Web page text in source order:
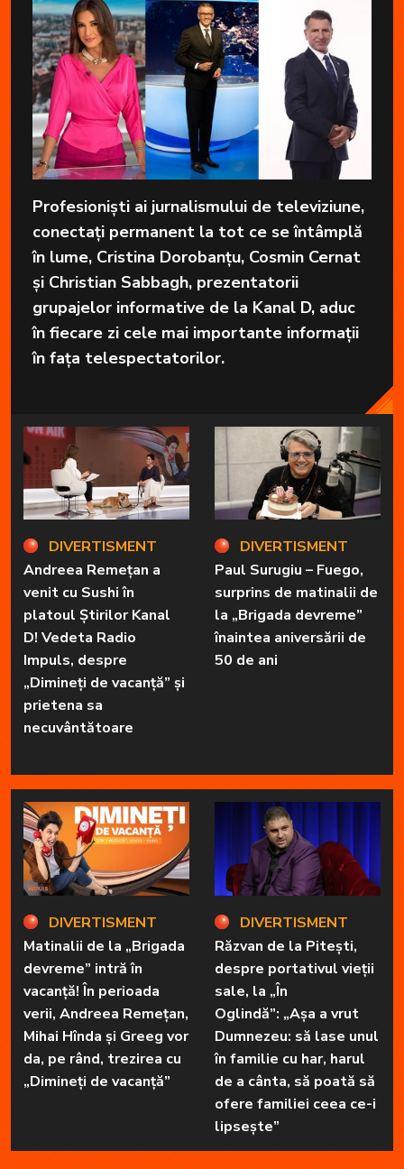
Profesioniști ai jurnalismului de televiziune,
conectați permanent la tot ce se întâmplă
în lume, Cristina Dorobanțu, Cosmin Cernat
și Christian Sabbagh, prezentatorii
grupajelor informative de la Kanal D, aduc
în fiecare zi cele mai importante informații
în fața telespectatorilor.
DIVERTISMENT
Andreea Remețan a
venit cu Sushi în
platoul Știrilor Kanal
D! Vedeta Radio
Impuls, despre
„Dimineți de vacanță” și
prietena sa
necuvântătoare
DIVERTISMENT
Matinalii de la „Brigada
devreme” intră în
vacanță! În perioada
verii, Andreea Remețan,
Mihai Hînda și Greeg vor
da, pe rând, trezirea cu
„Dimineți de vacanță”
DIVERTISMENT
Paul Surugiu – Fuego,
surprins de matinalii de
la „Brigada devreme”
înaintea aniversării de
50 de ani
DIVERTISMENT
Răzvan de la Pitești,
despre portativul vieții
sale, la „În
Oglindă”: „Așa a vrut
Dumnezeu: să lase unul
în familie cu har, harul
de a cânta, să poată să
ofere familiei ceea ce-i
lipsește”